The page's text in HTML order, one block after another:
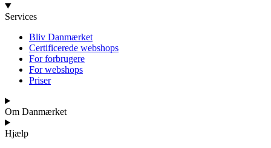
Services
Bliv Danmærket
Certificerede webshops
For forbrugere
For webshops
Priser
Om Danmærket
Hjælp